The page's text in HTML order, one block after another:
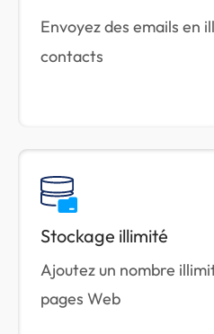
Envoyez des emails en
contacts
Stockage illimité
Ajoutez un nombre
pages Web